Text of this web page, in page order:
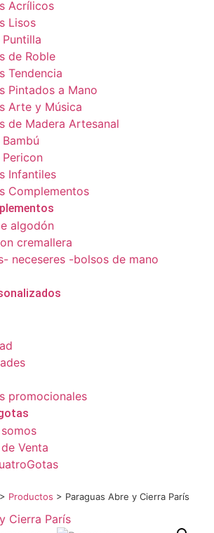
Acrílicos
Lisos
de Roble
Tendencia
Pintados a Mano
Arte y Música
de Madera Artesanal
Infantiles
Complementos
algodón
cremallera
neceseres -bolsos de mano
promocionales
Venta
> Productos > Paraguas Abre y Cierra París